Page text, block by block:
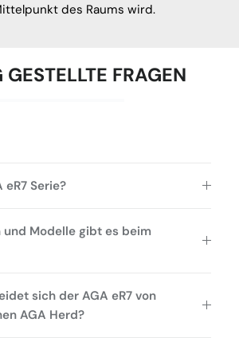
des Raums wird.
GESTELLTE FRAGEN
Serie?
Modelle gibt es beim
sich der AGA eR7 von
AGA Herd?